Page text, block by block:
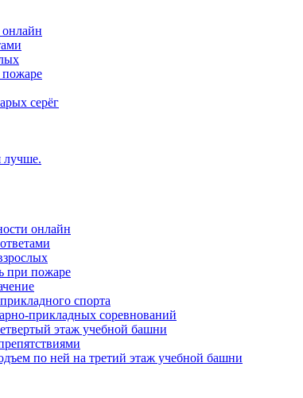
пожаре
серёг
лучше.
онлайн
при пожаре
спорта
прикладных соревнований
этаж учебной башни
по ней на третий этаж учебной башни